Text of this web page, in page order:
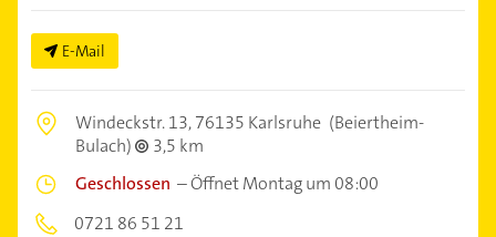
E-Mail
Windeckstr. 13,76135 Karlsruhe (Beiertheim-
Bulach)
3,5 km
Geschlossen –Öffnet Montag um 08:00
0721 86 51 21